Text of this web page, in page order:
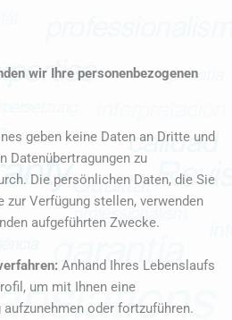
wir Ihre personenbezogenen
geben keine Daten an Dritte und
Datenübertragungen zu
Die persönlichen Daten, die Sie
zur Verfügung stellen, verwenden
aufgeführten Zwecke.
Anhand Ihres Lebenslaufs
um mit Ihnen eine
oder fortzuführen.